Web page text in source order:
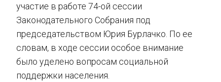
участие в работе 74-ой сессии
Законодательного Собрания под
председательством Юрия Бурлачко. По ее
словам, в ходе сессии особое внимание
было уделено вопросам социальной
поддержки населения.